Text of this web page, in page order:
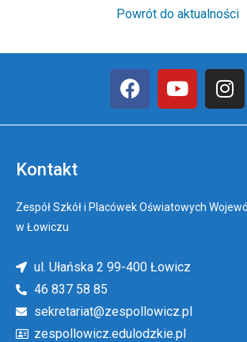
Powrót do aktualności
Kontakt
Zespół Szkół i Placówek Oświatowych
w Łowiczu
ul. Ułańska 2 99-400 Łowicz
46 837 58 85
sekretariat@zespollowicz.pl
zespollowicz.edulodzkie.pl